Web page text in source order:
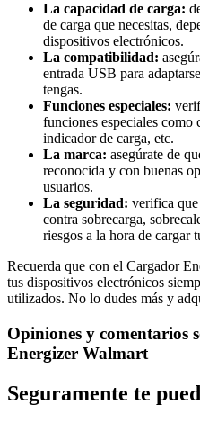
La capacidad de carga:
de carga que necesitas,
dispositivos electrónicos.
La compatibilidad:
entrada USB para
tengas.
Funciones especiales:
funciones especiales como
indicador de carga, etc.
La marca: asegúrate de
reconocida y con buenas
usuarios.
La seguridad: verifica
contra sobrecarga,
riesgos a la hora de cargar
Recuerda que con el Cargador
tus dispositivos electrónicos
utilizados. No lo dudes más y
Opiniones y comentarios
Energizer Walmart
Seguramente te